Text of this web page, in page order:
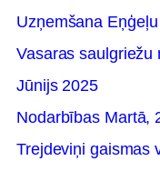
Uzņemšana
Vasaras saulgriežu
Jūnijs 2025
Nodarbības Martā,
Trejdeviņi gaismas